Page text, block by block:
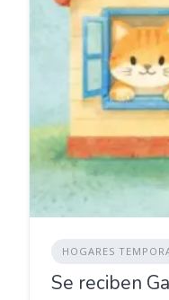
HOGARES
Se reciben